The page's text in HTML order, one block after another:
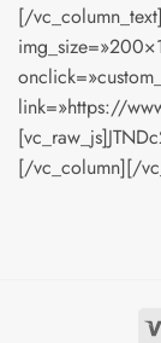
[/
link=»https://
[/vc_column][/